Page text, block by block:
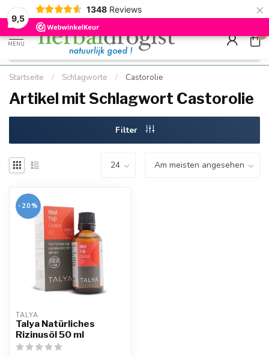
9,5
1348 Reviews ×
Kostenloser DE-Versand ab Mindestbestellwert |
Schnell geliefert
Minimum
Hızlı
MENU
0
Startseite / Schlagworte / Castorolie
Artikel mit Schlagwort Castorolie
Filter
-20%
TALYA
Talya Natürliches
Rizinusöl 50 ml